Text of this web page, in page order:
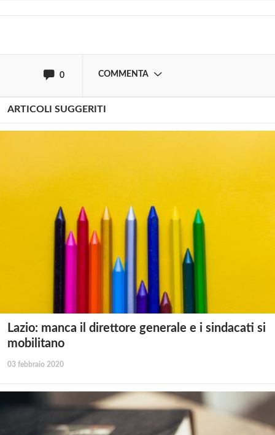
0 COMMENTA
ARTICOLI SUGGERITI
Lazio: manca il direttore generale e i sindacati si
mobilitano
03 febbraio 2020